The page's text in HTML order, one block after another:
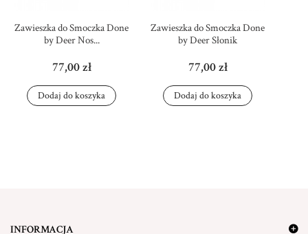
Zawieszka do Smoczka Done
by Deer Nos...
77,00 zł
Dodaj do koszyka
Zawieszka do Smoczka Done
by Deer Słonik
77,00 zł
Dodaj do koszyka
INFORMACJA